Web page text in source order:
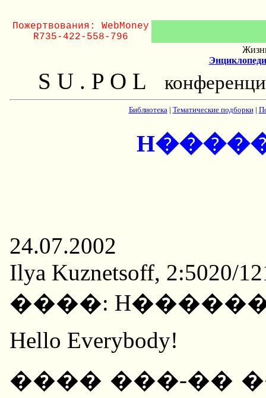
Пожертвования: WebMoney
R735-422-558-796
S U . P O L
Библиотека| Тематические подборки|
24.07.2002
Ilya Kuznetsoff, 2:5020/
����:
Hello Everybody!
���� ���-��